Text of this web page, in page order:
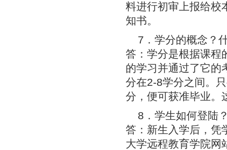
料进行初审上报给校
知书。
7．学分的概念？
答：学分是根据课程
的学习并通过了它的
分在2-8学分之间。
分，便可获准毕业。
8．学生如何登陆
答：新生入学后，凭
大学远程教育学院网